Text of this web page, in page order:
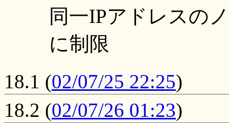
同一IPアドレスの
に制限
18.1 (02/07/25 22:25)
18.2 (02/07/26 01:23)